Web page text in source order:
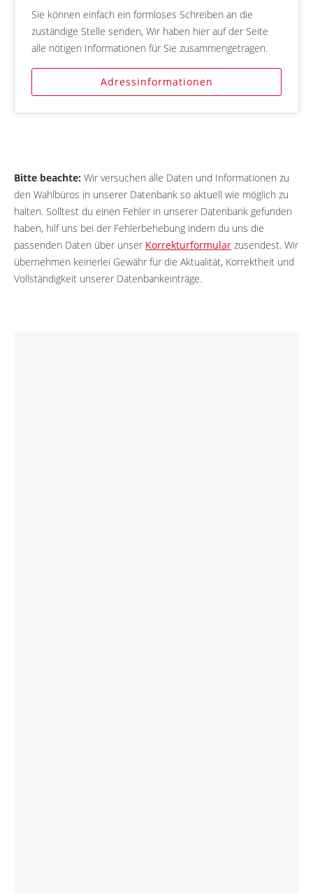
Sie können einfach ein formloses Schreiben an die
zuständige Stelle senden, Wir haben hier auf der Seite
alle nötigen Informationen für Sie zusammengetragen.
Adressinformationen
Bitte beachte: Wir versuchen alle Daten und Informationen zu
den Wahlbüros in unserer Datenbank so aktuell wie möglich zu
halten. Solltest du einen Fehler in unserer Datenbank gefunden
haben, hilf uns bei der Fehlerbehebung indem du uns die
passenden Daten über unser Korrekturformular zusendest. Wir
übernehmen keinerlei Gewähr für die Aktualität, Korrektheit und
Vollständigkeit unserer Datenbankeinträge.